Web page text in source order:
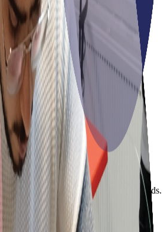
teksten begrijpt.
Nederlands begrijpt.
mondeling kunt redden in het Nederlands.